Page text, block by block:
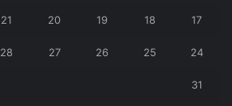
17
18
19
20
21
24
25
26
27
28
31